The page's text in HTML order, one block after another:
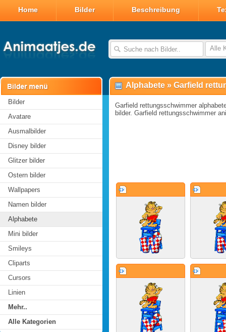
Home Bilder Beschreibung
Alle
Bilder
Avatare
Ausmalbilder
Disney bilder
Glitzer bilder
Ostern bilder
Wallpapers
Namen bilder
Alphabete
Mini bilder
Smileys
Cliparts
Cursors
Linien
Mehr..
Alle Kategorien
Alphabete » Garfield
Garfield rettungsschwimmer
bilder. Garfield rettungsschwimmer